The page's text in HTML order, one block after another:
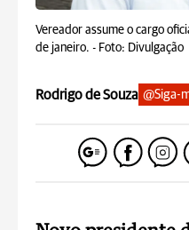
Vereador assume o cargo
de janeiro. - Foto: Divulgação
Rodrigo de Souza @Siga-